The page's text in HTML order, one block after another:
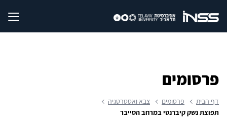
פרסומים
דף הבית פרסומים
צבא ואסטרטגיה
תפוצת נשק קיברנטי במרחב הסייבר